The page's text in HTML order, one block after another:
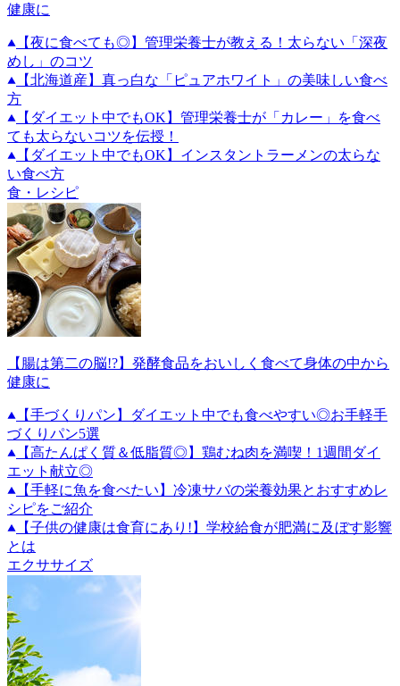
健康に
【夜に食べても◎】管理栄養士が教える！太らない「深夜
めし」のコツ
【北海道産】真っ白な「ピュアホワイト」の美味しい食べ
方
【ダイエット中でもOK】管理栄養士が「カレー」を食べ
ても太らないコツを伝授！
【ダイエット中でもOK】インスタントラーメンの太らな
い食べ方
食・レシピ
【腸は第二の脳!?】発酵食品をおいしく食べて身体の中から
健康に
【手づくりパン】ダイエット中でも食べやすい◎お手軽手
づくりパン5選
【高たんぱく質＆低脂質◎】鶏むね肉を満喫！1週間ダイ
エット献立◎
【手軽に魚を食べたい】冷凍サバの栄養効果とおすすめレ
シピをご紹介
【子供の健康は食育にあり!】学校給食が肥満に及ぼす影響
とは
エクササイズ